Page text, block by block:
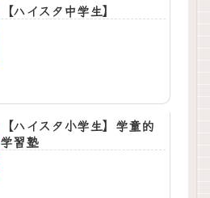
【ハイスタ中学生】
【ハイスタ小学生】学童的
学習塾